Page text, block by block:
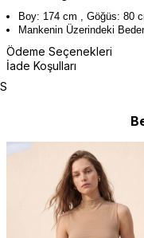
Boy: 174 cm , Göğüs: 80
Mankenin Üzerindeki
Ödeme Seçenekleri
İade Koşulları
S